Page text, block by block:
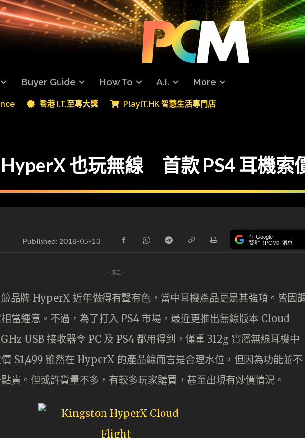
Buyer Guide How To A.I. More
香港 I.T.至專大獎 PlayIT.HK 智慧生活專門店
HyperX 也玩無線 首款 PS4 耳機索
Published: 2018-05-13 在 Google
緊貼《PCM》消息
- 廣告 -
品牌 HyperX 近年做得有聲有色，當中耳機產品更是其強項。皆因
當鍾意。不過，為了打入 PS4 市場，最近更推出無線版本 Cloud
USB 接收器令 PC 及 PS4 都用得到，僅重 312g 實屬無線耳機中
$1,499 雖然在 HyperX 的產品線而言是合理水位，但因為功能並不
貴。但或許貨量不多，有較多玩家購買，甚至出現有炒價情況。